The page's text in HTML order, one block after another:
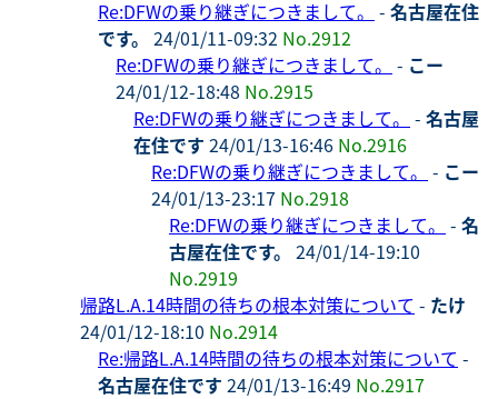
Re:DFWの乗り継ぎにつきまして。 - 名古屋在住
です。 24/01/11-09:32 No.2912
Re:DFWの乗り継ぎにつきまして。 - こー
24/01/12-18:48 No.2915
Re:DFWの乗り継ぎにつきまして。 - 名古屋
在住です 24/01/13-16:46 No.2916
Re:DFWの乗り継ぎにつきまして。 - こー
24/01/13-23:17 No.2918
Re:DFWの乗り継ぎにつきまして。 - 名
古屋在住です。 24/01/14-19:10
No.2919
帰路L.A.14時間の待ちの根本対策について - たけ
24/01/12-18:10 No.2914
Re:帰路L.A.14時間の待ちの根本対策について -
名古屋在住です 24/01/13-16:49 No.2917